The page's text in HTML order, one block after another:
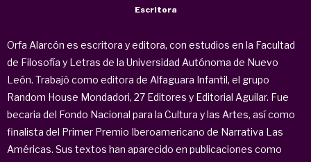
Escritora
Orfa Alarcón es escritora y editora, con estudios en la Facultad
de Filosofía y Letras de la Universidad Autónoma de Nuevo
León. Trabajó como editora de Alfaguara Infantil, el grupo
Random House Mondadori, 27 Editores y Editorial Aguilar. Fue
becaria del Fondo Nacional para la Cultura y las Artes, así como
finalista del Primer Premio Iberoamericano de Narrativa Las
Américas. Sus textos han aparecido en publicaciones como